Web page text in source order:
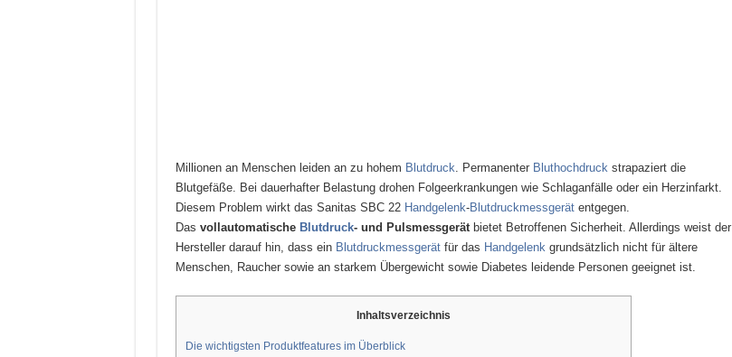
Millionen an Menschen leiden an zu hohem Blutdruck . Permanenter Bluthochdruck strapaziert die
Blutgefäße. Bei dauerhafter Belastung drohen Folgeerkrankungen wie Schlaganfälle oder ein Herzinfarkt.
Diesem Problem wirkt das Sanitas SBC 22 Handgelenk-Blutdruckmessgerätentgegen.
Das vollautomatische Blutdruck- und Pulsmessgerätbietet Betroffenen Sicherheit. Allerdings weist der
Hersteller darauf hin, dass ein Blutdruckmessgerätfür das Handgelenk grundsätzlich nicht für ältere
Menschen, Raucher sowie an starkem Übergewicht sowie Diabetes leidende Personen geeignet ist.
Inhaltsverzeichnis
Die wichtigsten Produktfeatures im Überblick